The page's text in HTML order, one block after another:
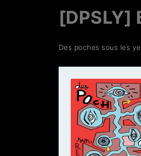
Des poches sous les